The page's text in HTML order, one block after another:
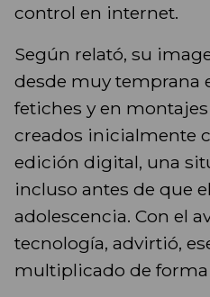
control en internet.
Según relató, su
desde muy temprana
fetiches y en
creados inicialmente
edición digital, una
incluso antes de que
adolescencia. Con el
tecnología, advirtió,
multiplicado de